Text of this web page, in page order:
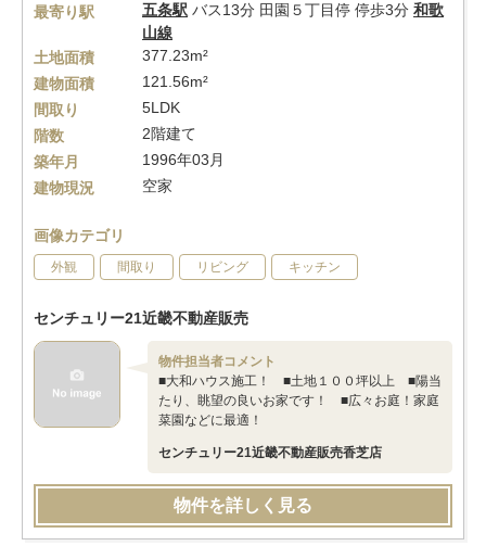
最寄り駅
五条駅 バス13分 田園５丁目停 停歩3分 和歌
山線
土地面積
377.23m²
建物面積
121.56m²
間取り
5LDK
階数
2階建て
築年月
1996年03月
建物現況
空家
画像カテゴリ
外観 間取り リビング キッチン
センチュリー21近畿不動産販売
物件担当者コメント
■大和ハウス施工！ ■土地１００坪以上 ■陽当
たり、眺望の良いお家です！ ■広々お庭！家庭
菜園などに最適！
センチュリー21近畿不動産販売香芝店
物件を詳しく見る